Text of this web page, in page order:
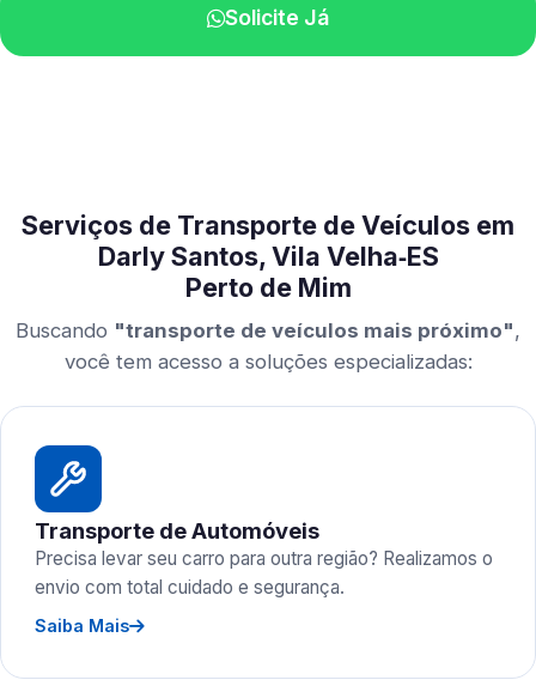
Solicite Já
Serviços de Transporte de Veículos em
Darly Santos, Vila Velha‑ES
Perto de Mim
Buscando "transporte de veículos mais próximo",
você tem acesso a soluções especializadas:
Transporte de Automóveis
Precisa levar seu carro para outra região? Realizamos o
envio com total cuidado e segurança.
Saiba Mais